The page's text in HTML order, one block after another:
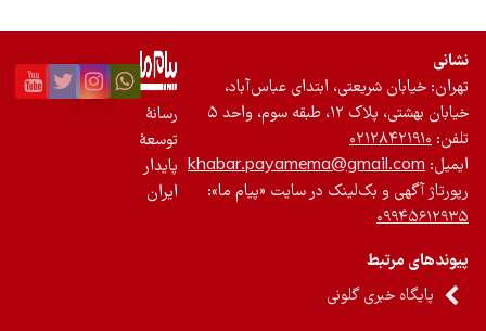
نشانی
تهران: خیابان شریعتی، ابتدای عباس‌آباد،
خیابان بهشتی، پلاک ۱۲، طبقه سوم، واحد ۵
تلفن: ۰۲۱۲۸۴۲۱۹۱۰
ایمیل: khabar.payamema@gmail.com
رپورتاژ آگهی و بک‌لینک در سایت «پیام ما»:
۰۹۹۴۵۶۱۲۹۳۵
پیوندهای مرتبط
پایگاه خبری گلونی
رسانۀ
توسعۀ
پایدار
ایران